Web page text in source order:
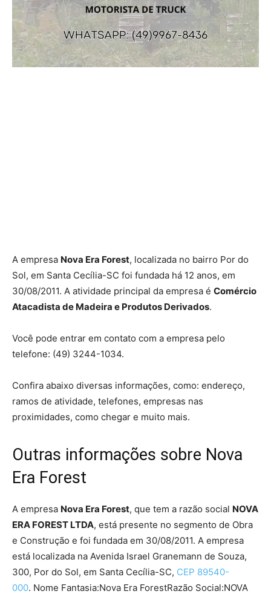
A empresa Nova Era Forest, localizada no bairro Por do
Sol, em Santa Cecília-SC foi fundada há 12 anos, em
30/08/2011. A atividade principal da empresa é Comércio
Atacadista de Madeira e Produtos Derivados.
Você pode entrar em contato com a empresa pelo
telefone: (49) 3244-1034.
Confira abaixo diversas informações, como: endereço,
ramos de atividade, telefones, empresas nas
proximidades, como chegar e muito mais.
Outras informações sobre Nova
Era Forest
A empresa Nova Era Forest, que tem a razão social NOVA
ERA FOREST LTDA, está presente no segmento de Obra
e Construção e foi fundada em 30/08/2011. A empresa
está localizada na Avenida Israel Granemann de Souza,
300, Por do Sol, em Santa Cecília-SC, CEP 89540-
000. Nome Fantasia:Nova Era ForestRazão Social:NOVA